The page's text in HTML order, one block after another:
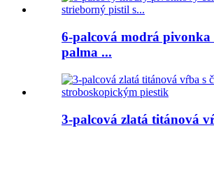
6-palcová modrá pivonka
palma ...
3-palcová zlatá titánová